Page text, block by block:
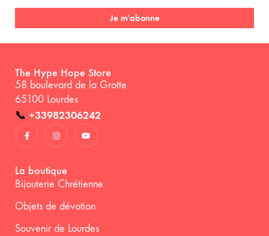
Je m'abonne
The Hype Hope Store
58 boulevard de la Grotte
65100 Lourdes
📞 +33982306242
La boutique
Bijouterie Chrétienne
Objets de dévotion
Souvenir de Lourdes